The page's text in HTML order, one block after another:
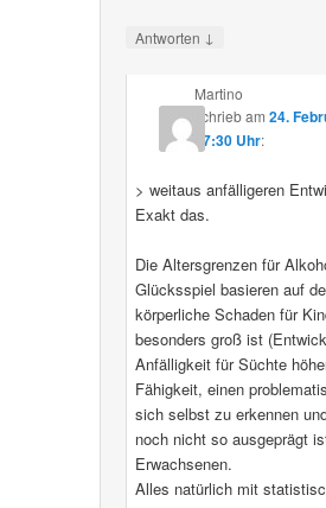
Antworten ↓
Martino
schriebam 24.
07:30 Uhr:
> weitaus anfälligeren
Exakt das.
Die Altersgrenzen für
Glücksspiel basieren auf
körperliche Schaden für
besonders groß ist
Anfälligkeit für Süchte
Fähigkeit, einen
sich selbst zu erkennen
noch nicht so ausgeprägt
Erwachsenen.
Alles natürlich mit